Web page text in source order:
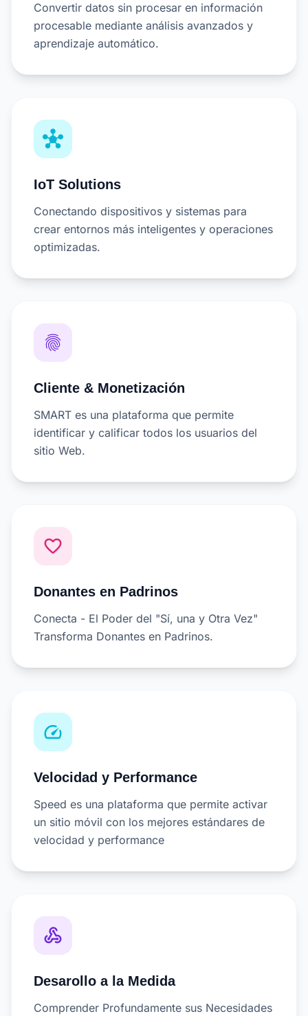
Convertir datos sin procesar en información
procesable mediante análisis avanzados y
aprendizaje automático.
hub
IoT Solutions
Conectando dispositivos y sistemas para
crear entornos más inteligentes y operaciones
optimizadas.
fingerprint
Cliente & Monetización
SMART es una plataforma que permite
identificar y calificar todos los usuarios del
sitio Web.
favorite_border
Donantes en Padrinos
Conecta - El Poder del "Sí, una y Otra Vez"
Transforma Donantes en Padrinos.
speed
Velocidad y Performance
Speed es una plataforma que permite activar
un sitio móvil con los mejores estándares de
velocidad y performance
webhook
Desarollo a la Medida
Comprender Profundamente sus Necesidades